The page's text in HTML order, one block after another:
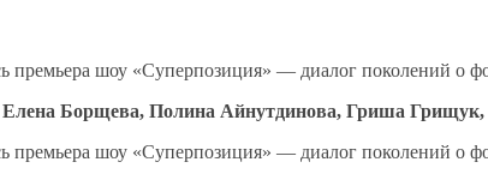
Борщева, Полина Айнутдинова, Гриша